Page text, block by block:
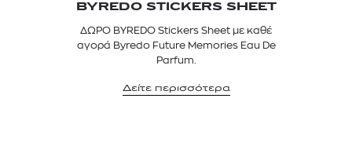
BYREDO STICKERS SHEET
ΔΩΡΟ BYREDO Stickers Sheet με καθέ
αγορά Byredo Future Memories Eau De
Parfum.
Δείτε περισσότερα